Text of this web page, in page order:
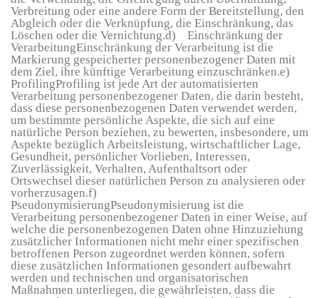
Verbreitung oder eine andere Form der Bereitstellung, den
Abgleich oder die Verknüpfung, die Einschränkung, das
Löschen oder die Vernichtung.d) Einschränkung der
VerarbeitungEinschränkung der Verarbeitung ist die
Markierung gespeicherter personenbezogener Daten mit
dem Ziel, ihre künftige Verarbeitung einzuschränken.e)
ProfilingProfiling ist jede Art der automatisierten
Verarbeitung personenbezogener Daten, die darin besteht,
dass diese personenbezogenen Daten verwendet werden,
um bestimmte persönliche Aspekte, die sich auf eine
natürliche Person beziehen, zu bewerten, insbesondere, um
Aspekte bezüglich Arbeitsleistung, wirtschaftlicher Lage,
Gesundheit, persönlicher Vorlieben, Interessen,
Zuverlässigkeit, Verhalten, Aufenthaltsort oder
Ortswechsel dieser natürlichen Person zu analysieren oder
vorherzusagen.f)
PseudonymisierungPseudonymisierung ist die
Verarbeitung personenbezogener Daten in einer Weise, auf
welche die personenbezogenen Daten ohne Hinzuziehung
zusätzlicher Informationen nicht mehr einer spezifischen
betroffenen Person zugeordnet werden können, sofern
diese zusätzlichen Informationen gesondert aufbewahrt
werden und technischen und organisatorischen
Maßnahmen unterliegen, die gewährleisten, dass die